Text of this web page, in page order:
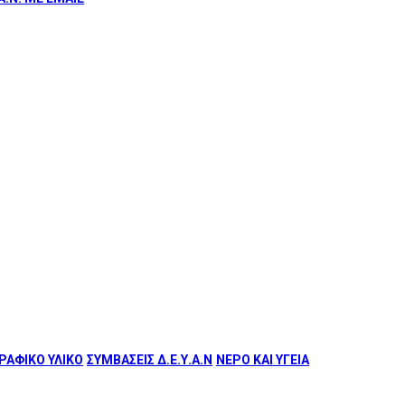
ΥΛΙΚΟ ΣΥΜΒΑΣΕΙΣ Δ.Ε.Υ.Α.Ν ΝΕΡΟ ΚΑΙ ΥΓΕΙΑ